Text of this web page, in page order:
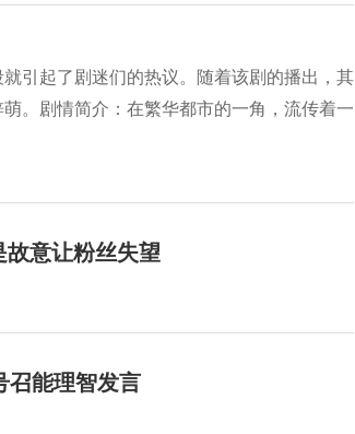
引起了剧迷们的热议。随着该剧的播出，其
。剧情简介：在繁华都市的一角，流传着一
故意让粉丝失望
召能理智发言